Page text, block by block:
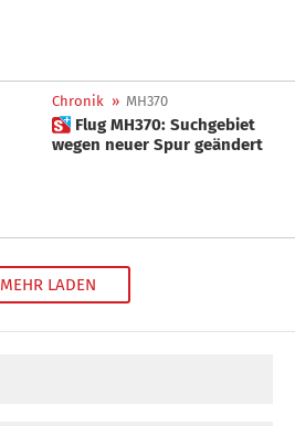
Chronik » MH370
 Flug MH370: Suchgebiet
wegen neuer Spur geändert
MEHR LADEN